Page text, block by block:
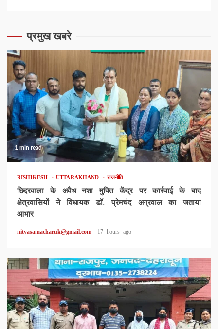
प्रमुख खबरे
1 min read
RISHIKESH UTTARAKHAND राजनीति
छिद्दरवाला के अवैध नशा मुक्ति केंद्र पर कार्रवाई के बाद
क्षेत्रवासियों ने विधायक डॉ. प्रेमचंद अग्रवाल का जताया
आभार
nityasamacharuk@gmail.com 17 hours ago